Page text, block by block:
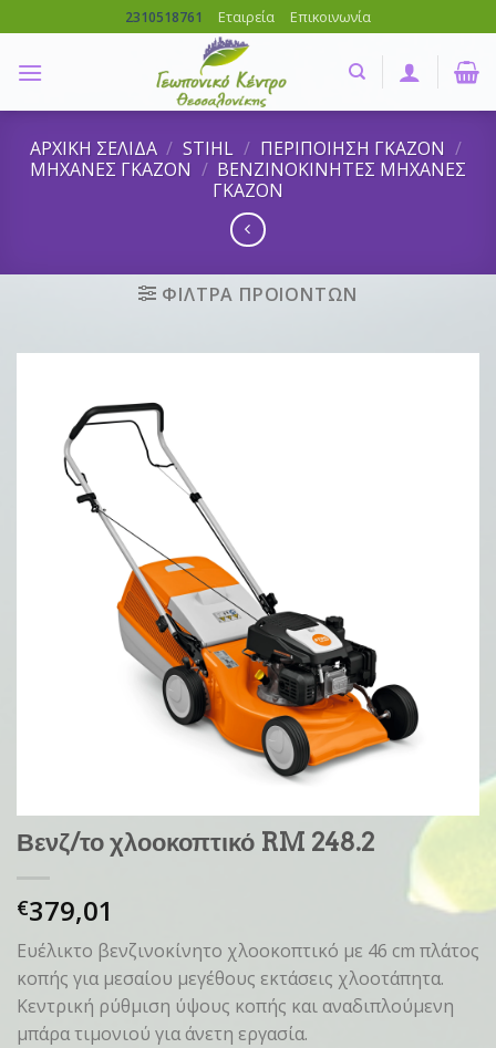
to
content
2310518761 Εταιρεία Επικοινωνία
ΑΡΧΙΚΗ ΣΕΛΙΔΑ / STIHL / ΠΕΡΙΠΟΙΗΣΗ ΓΚΑΖΟΝ /
ΜΗΧΑΝΕΣ ΓΚΑΖΟΝ / ΒΕΝΖΙΝΟΚΙΝΗΤΕΣ ΜΗΧΑΝΕΣ
ΓΚΑΖΟΝ
ΦΙΛΤΡΑ ΠΡΟΙΟΝΤΩΝ
Βενζ/το χλοοκοπτικό RM 248.2
€379,01
Ευέλικτο βενζινοκίνητο χλοοκοπτικό με 46 cm πλάτος
κοπής για μεσαίου μεγέθους εκτάσεις χλοοτάπητα.
Κεντρική ρύθμιση ύψους κοπής και αναδιπλούμενη
μπάρα τιμονιού για άνετη εργασία.